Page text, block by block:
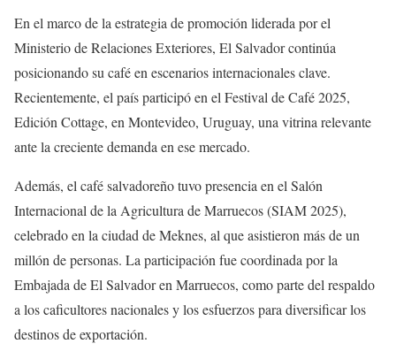
En el marco de la estrategia de promoción liderada por el
Ministerio de Relaciones Exteriores, El Salvador continúa
posicionando su café en escenarios internacionales clave.
Recientemente, el país participó en el Festival de Café 2025,
Edición Cottage, en Montevideo, Uruguay, una vitrina relevante
ante la creciente demanda en ese mercado.
Además, el café salvadoreño tuvo presencia en el Salón
Internacional de la Agricultura de Marruecos (SIAM 2025),
celebrado en la ciudad de Meknes, al que asistieron más de un
millón de personas. La participación fue coordinada por la
Embajada de El Salvador en Marruecos, como parte del respaldo
a los caficultores nacionales y los esfuerzos para diversificar los
destinos de exportación.